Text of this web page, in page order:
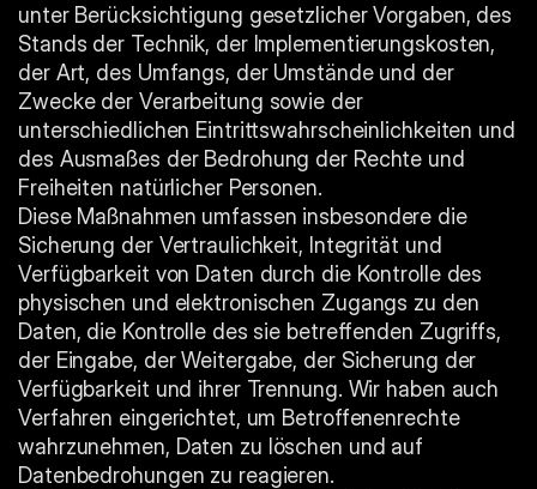
unter Berücksichtigung gesetzlicher Vorgaben, des
Stands der Technik, der Implementierungskosten,
der Art, des Umfangs, der Umstände und der
Zwecke der Verarbeitung sowie der
unterschiedlichen Eintrittswahrscheinlichkeiten und
des Ausmaßes der Bedrohung der Rechte und
Freiheiten natürlicher Personen.
Diese Maßnahmen umfassen insbesondere die
Sicherung der Vertraulichkeit, Integrität und
Verfügbarkeit von Daten durch die Kontrolle des
physischen und elektronischen Zugangs zu den
Daten, die Kontrolle des sie betreffenden Zugriffs,
der Eingabe, der Weitergabe, der Sicherung der
Verfügbarkeit und ihrer Trennung. Wir haben auch
Verfahren eingerichtet, um Betroffenenrechte
wahrzunehmen, Daten zu löschen und auf
Datenbedrohungen zu reagieren.